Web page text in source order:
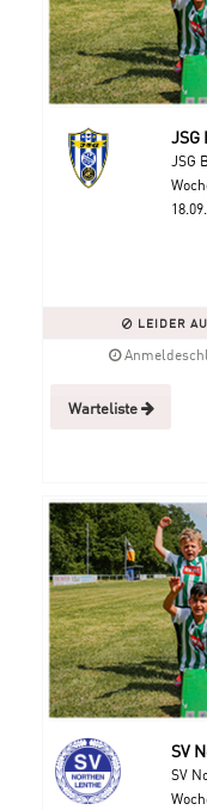
JSG
JSG
LEIDER
Warteliste
SV
SV